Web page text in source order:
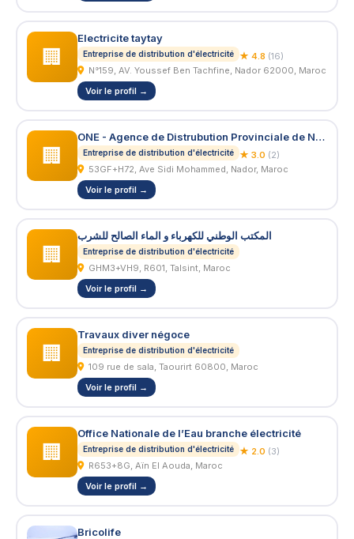
🏢
Electricite taytay
Entreprise de distribution d'électricité ★ 4.8 (16)
N°159, AV. Youssef Ben Tachfine, Nador 62000, Maroc
Voir le profil →
🏢
ONE - Agence de Distrubution Provinciale de Nador
Entreprise de distribution d'électricité ★ 3.0 (2)
53GF+H72, Ave Sidi Mohammed, Nador, Maroc
Voir le profil →
🏢
المكتب الوطني للكهرباء و الماء الصالح للشرب
Entreprise de distribution d'électricité
GHM3+VH9, R601, Talsint, Maroc
Voir le profil →
🏢
Travaux diver négoce
Entreprise de distribution d'électricité
109 rue de sala, Taourirt 60800, Maroc
Voir le profil →
🏢
Office Nationale de l’Eau branche électricité
Entreprise de distribution d'électricité ★ 2.0 (3)
R653+8G, Aïn El Aouda, Maroc
Voir le profil →
Bricolife